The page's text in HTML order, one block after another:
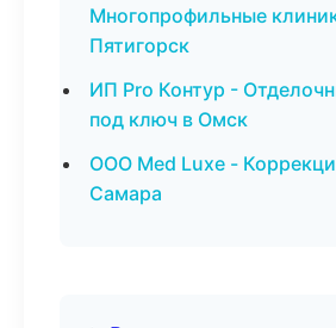
Многопрофильные
Пятигорск
ИП Pro Контур -
под ключ в Омск
ООО Med Luxe -
Самара